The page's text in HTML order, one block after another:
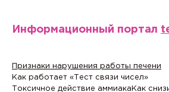
Информационный портал
Признаки нарушения работы печени
Как работает «Тест связи чисел»
Токсичное действие аммиака Как